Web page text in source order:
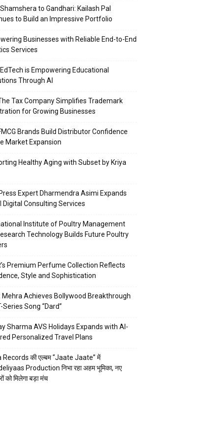
to Gandhari: Kailash Pal
to Build an Impressive Portfolio
Businesses with Reliable End-to-End
Services
EdTech is Empowering Educational
Through AI
Tax Company Simplifies Trademark
for Growing Businesses
Brands Build Distributor Confidence
Market Expansion
Healthy Aging with Subset by Kriya
Expert Dharmendra Asimi Expands
Digital Consulting Services
Institute of Poultry Management
Technology Builds Future Poultry
Premium Perfume Collection Reflects
Style and Sophistication
Mehra Achieves Bollywood Breakthrough
Series Song “Dard”
Sharma AVS Holidays Expands with AI-
Personalized Travel Plans
Records की एल्बम “Jaate Jaate” में
Production निभा रहा अहम भूमिका, नए
को मिलेगा बड़ा मंच